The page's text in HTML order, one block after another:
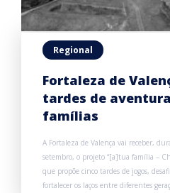
Regional
Fortaleza de
tardes de
famílias
A Fortaleza de Valença vai receber,
setembro, o projeto “[a]tua família –
que propõe cinco tardes de jogos,
fortalecer os laços entre diferentes